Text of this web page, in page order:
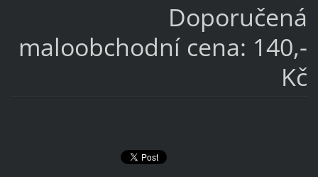
Doporučená
maloobchodní cena: 140,-
Kč